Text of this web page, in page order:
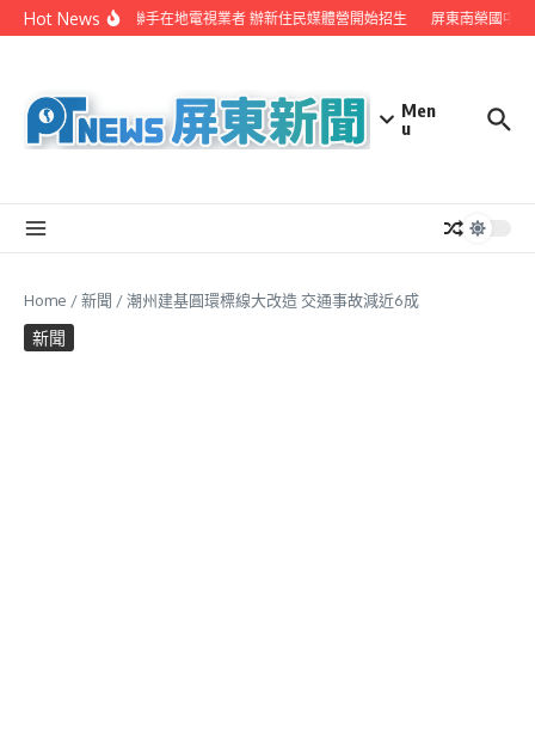
Skip to content
Hot News屏縣府聯手在地電視業者 辦新住民媒體營開始招生 屏東南榮國中
Men
u
Home /新聞 /潮州建基圓環標線大改造 交通事故減近6成
新聞